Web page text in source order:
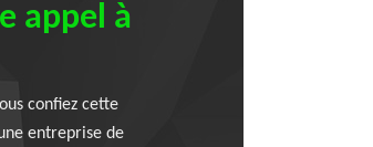
appel à
confiez cette
entreprise de